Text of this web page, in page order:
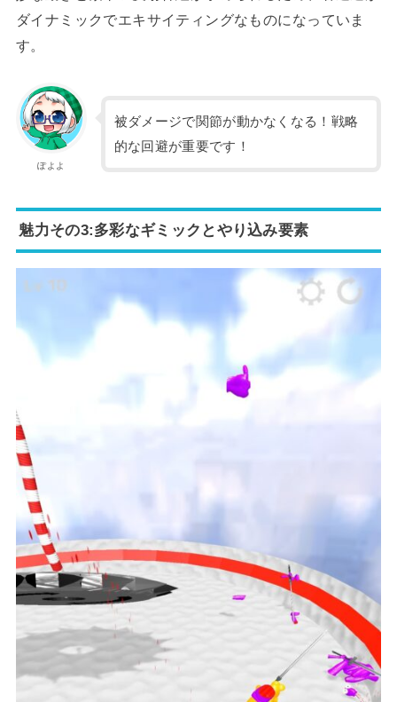
ダイナミックでエキサイティングなものになっていま
す。
ぽよよ
被ダメージで関節が動かなくなる！戦略
的な回避が重要です！
魅力その3:多彩なギミックとやり込み要素